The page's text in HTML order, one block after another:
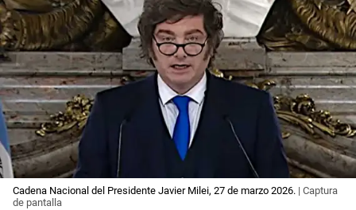
Cadena Nacional del Presidente Javier Milei, 27 de marzo 2026. | Captura
de pantalla